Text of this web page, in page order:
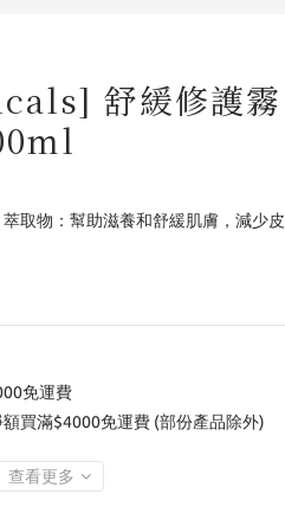
舒緩修護霧
取物：幫助滋養和舒緩肌膚，減少皮
免運費
買滿$4000免運費 (部份產品除外)
查看更多